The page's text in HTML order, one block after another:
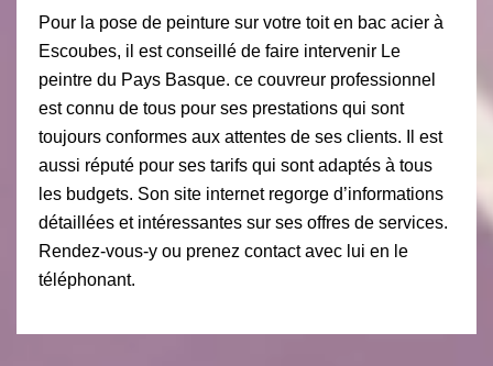
Pour la pose de peinture sur votre toit en bac acier à
Escoubes, il est conseillé de faire intervenir Le
peintre du Pays Basque. ce couvreur professionnel
est connu de tous pour ses prestations qui sont
toujours conformes aux attentes de ses clients. Il est
aussi réputé pour ses tarifs qui sont adaptés à tous
les budgets. Son site internet regorge d’informations
détaillées et intéressantes sur ses offres de services.
Rendez-vous-y ou prenez contact avec lui en le
téléphonant.